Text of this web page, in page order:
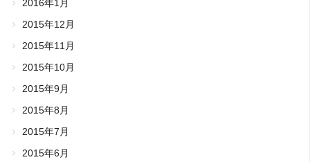
2016年1月
2015年12月
2015年11月
2015年10月
2015年9月
2015年8月
2015年7月
2015年6月